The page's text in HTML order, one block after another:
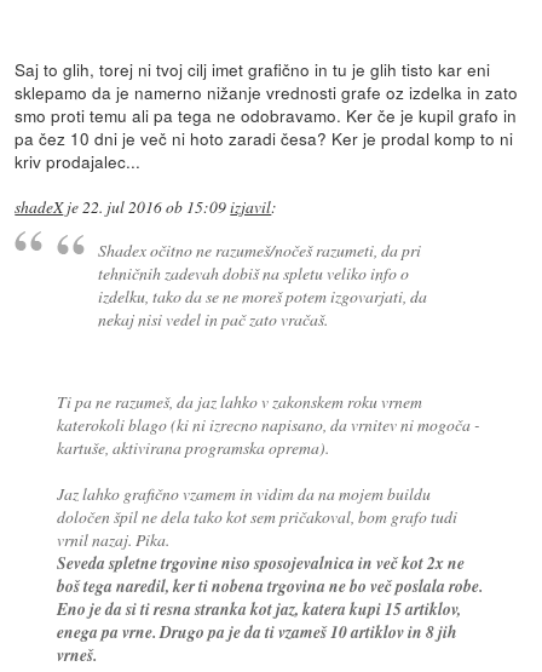
Saj to glih, torej ni tvoj cilj imet grafično in tu je glih tisto kar eni
sklepamo da je namerno nižanje vrednosti grafe oz izdelka in zato
smo proti temu ali pa tega ne odobravamo. Ker če je kupil grafo in
pa čez 10 dni je več ni hoto zaradi česa? Ker je prodal komp to ni
kriv prodajalec...
shadeXje 22. jul 2016 ob 15:09izjavil:
Shadex očitno ne razumeš/nočeš razumeti, da pri
tehničnih zadevah dobiš na spletu veliko info o
izdelku, tako da se ne moreš potem izgovarjati, da
nekaj nisi vedel in pač zato vračaš.
Ti pa ne razumeš, da jaz lahko v zakonskem roku vrnem
katerokoli blago (ki ni izrecno napisano, da vrnitev ni mogoča -
kartuše, aktivirana programska oprema).
Jaz lahko grafično vzamem in vidim da na mojem buildu
določen špil ne dela tako kot sem pričakoval, bom grafo tudi
vrnil nazaj. Pika.
Seveda spletne trgovine niso sposojevalnica in več kot 2x ne
boš tega naredil, ker ti nobena trgovina ne bo več poslala robe.
Eno je da si ti resna stranka kot jaz, katera kupi 15 artiklov,
enega pa vrne. Drugo pa je da ti vzameš 10 artiklov in 8 jih
vrneš.